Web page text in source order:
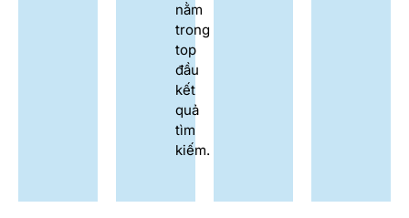
nằm
trong
top
đầu
kết
quả
tìm
kiếm.